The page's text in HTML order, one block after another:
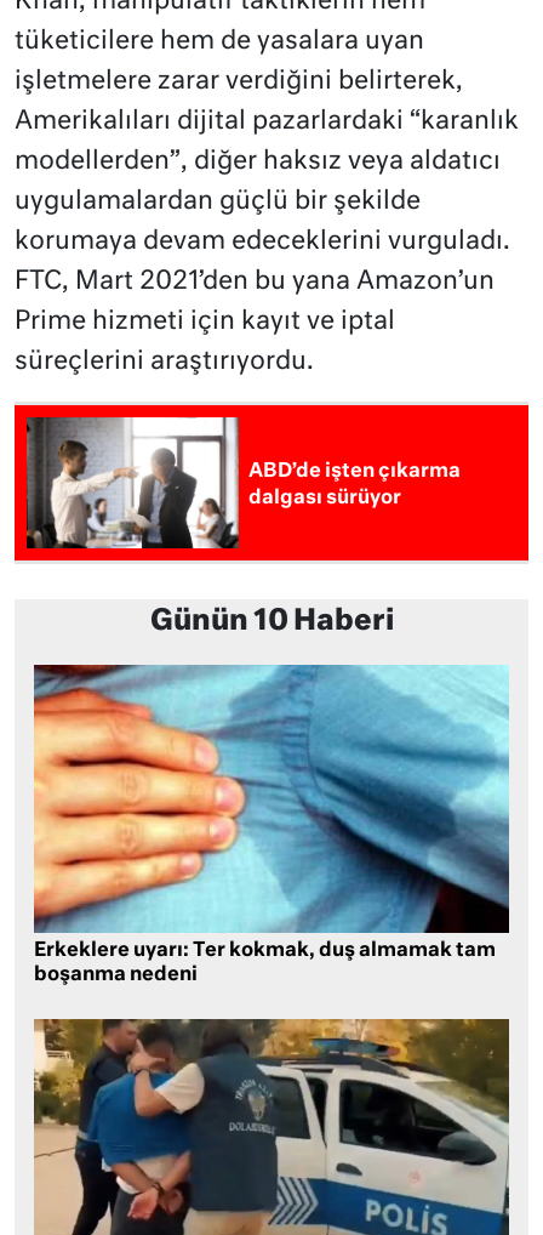
tüketicilere hem de yasalara uyan
işletmelere zarar verdiğini belirterek,
Amerikalıları dijital pazarlardaki “karanlık
modellerden”, diğer haksız veya aldatıcı
uygulamalardan güçlü bir şekilde
korumaya devam edeceklerini vurguladı.
FTC, Mart 2021’den bu yana Amazon’un
Prime hizmeti için kayıt ve iptal
süreçlerini araştırıyordu.
ABD’de işten çıkarma
dalgası sürüyor
Günün 10 Haberi
Erkeklere uyarı: Ter kokmak, duş almamak tam
boşanma nedeni